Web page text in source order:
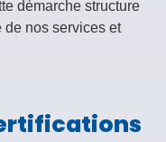
démarche structure
de nos services et